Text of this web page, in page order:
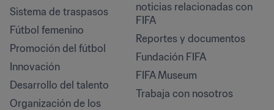
Sistema de traspasos
Fútbol femenino
Promoción del fútbol
Innovación
Desarrollo del talento
Organización de los
noticias relacionadas con
FIFA
Reportes y documentos
Fundación FIFA
FIFA Museum
Trabaja con nosotros